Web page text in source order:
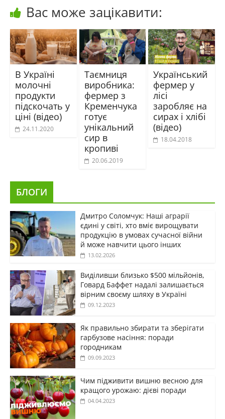
Вас може зацікавити:
В Україні
молочні
продукти
підскочать у
ціні (відео)
24.11.2020
Таємниця
виробника:
фермер з
Кременчука
готує
унікальний
сир в
кропиві
20.06.2019
Український
фермер у
лісі
заробляє на
сирах і хлібі
(відео)
18.04.2018
БЛОГИ
Дмитро Соломчук: Наші аграрії
єдині у світі, хто вміє вирощувати
продукцію в умовах сучасної війни
й може навчити цього інших
13.02.2026
Виділивши близько $500 мільйонів,
Говард Баффет надалі залишається
вірним своєму шляху в Україні
09.12.2023
Як правильно збирати та зберігати
гарбузове насіння: поради
городникам
09.09.2023
Чим підживити вишню весною для
кращого урожаю: дієві поради
04.04.2023